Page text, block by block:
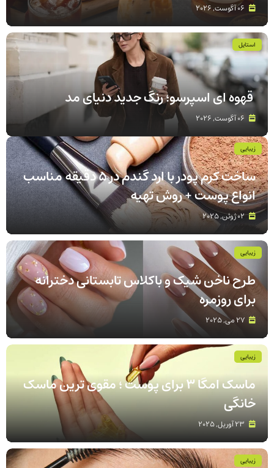
قهوه‌ ای اسپرسو؛ رنگ جدید دنیای مد
استایل
ساخت کرم پودر با ارد گندم در ۵ دقیقه مناسب
انواع پوست‌ + روش تهیه
02 ژوئن, 2025
زیبایی
طرح ناخن شیک و باکلاس تابستانی دخترانه
برای روزمره
زیبایی
ماسک امگا 3 برای پوست ؛ مقوی ترین ماسک
خانگی
23 آوریل, 2025
زیبایی
زیبایی